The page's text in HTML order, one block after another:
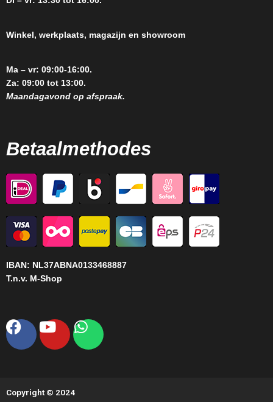
Winkel, werkplaats, magazijn en showroom
Ma – vr: 09:00-16:00.
Za: 09:00 tot 13:00.
Maandagavond op afspraak.
Betaalmethodes
IBAN: NL37ABNA0133468887
T.n.v. M-Shop
Facebook
YoutubeWhatsapp
Copyright © 2024